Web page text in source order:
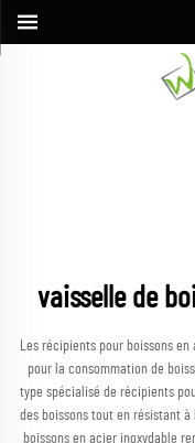
vaisselle de
Les récipients pour boissons
pour la consommation de
type spécialisé de récipients
des boissons tout en résistant
boissons en acier inoxydable